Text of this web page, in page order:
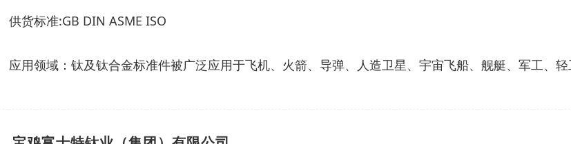
供货标准:GB DIN ASME ISO
应用领域：钛及钛合金标准件被广泛应用于飞机、火箭、导弹、人造卫星、宇宙飞船、舰艇、军工、